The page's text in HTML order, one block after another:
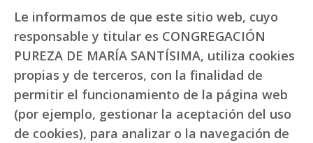
Le informamos de que este sitio web, cuyo
responsable y titular es CONGREGACIÓN
PUREZA DE MARÍA SANTÍSIMA, utiliza cookies
propias y de terceros, con la finalidad de
permitir el funcionamiento de la página web
(por ejemplo, gestionar la aceptación del uso
de cookies), para analizar o la navegación de